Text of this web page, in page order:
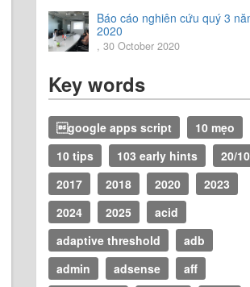
Báo cáo nghiên cứu quý 3
2020
, 30 October 2020
Key words
google apps script
10 mẹo
10 tips
103 early hints
20/10
2017
2018 2020
2023
2024
2025
acid
adaptive threshold
adb
admin
adsense
aff